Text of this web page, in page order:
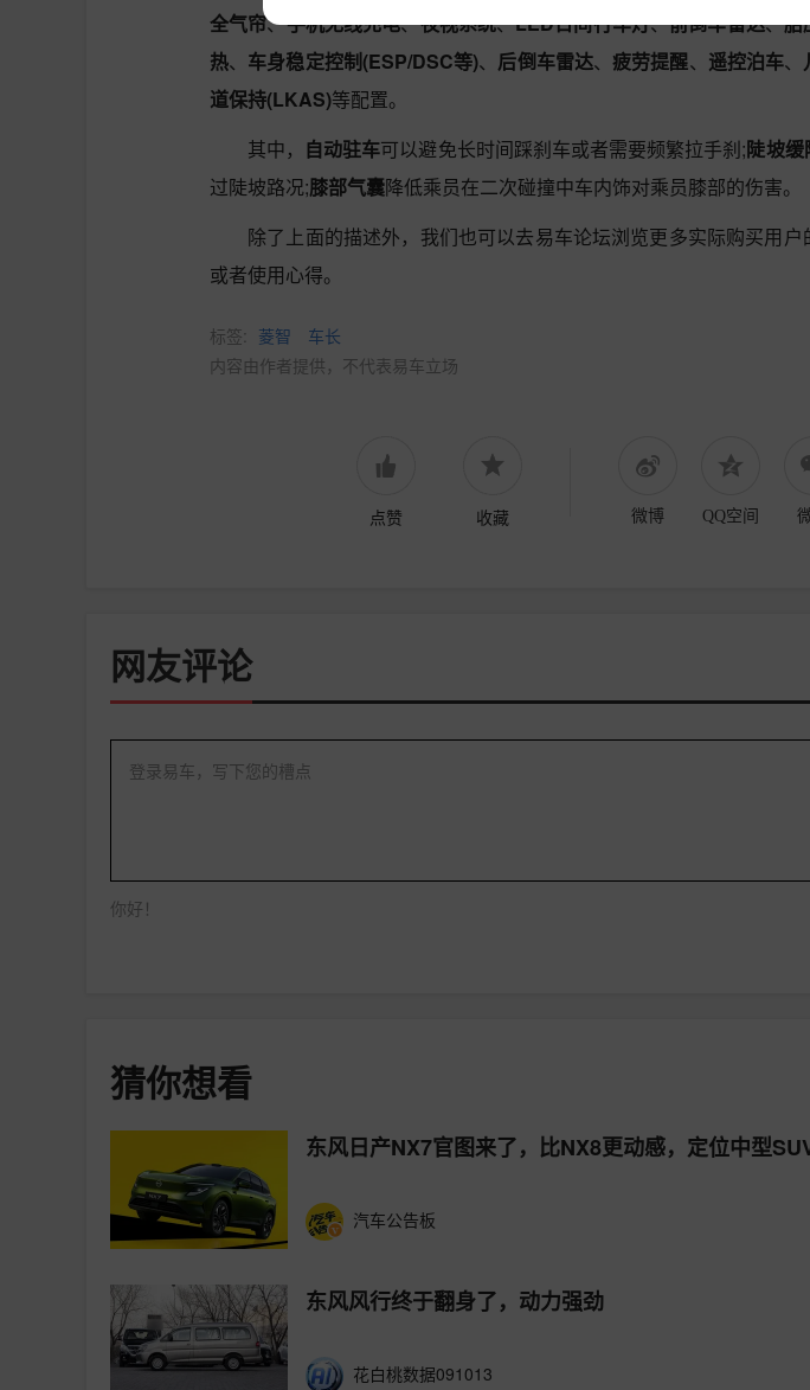
全气帘、手机无线充电、夜视系统、LED日间行车灯、前倒车雷达、胎
热、 车身稳定控制(ESP/DSC等)、 后倒车雷达、疲劳提醒、 遥控泊车、
道保持(LKAS)等配置。
其中， 自动驻车可以避免长时间踩刹车或者需要频繁拉手刹;陡坡缓
过陡坡路况;膝部气囊降低乘员在二次碰撞中车内饰对乘员膝部的伤害。
除了上面的描述外，我们也可以去易车论坛浏览更多实际购买用户
或者使用心得。
标签: 菱智
车长
内容由作者提供，不代表易车立场
点赞 收藏 微博 QQ空间
网友评论
登录易车，写下您的槽点
你好！
猜你想看
东风日产NX7官图来了，比NX8更动感，定位中型
汽车公告板
东风风行终于翻身了，动力强劲
花白桃数据091013